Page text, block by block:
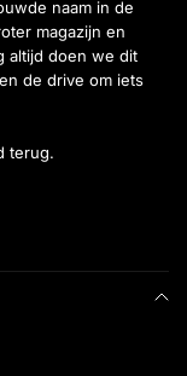
naam in de
magazijn en
altijd doen we dit
de drive om iets
terug.